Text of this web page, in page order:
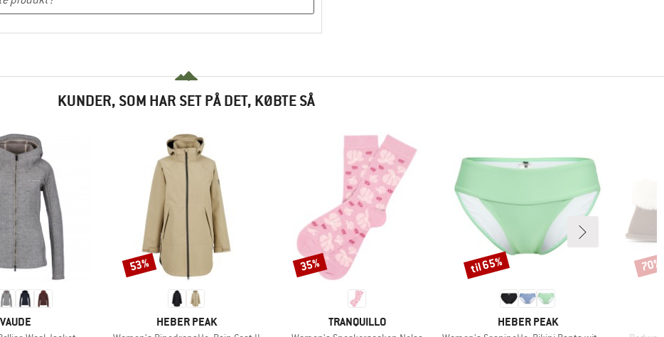
KUNDER, SOM HAR SET PÅ DET, KØBTE SÅ
MÆRKE
VAUDE MÆRKE
HEBER PEAK
Rabat
53%
MÆRKE
TRANQUILLO
Rabat
35%
MÆRKE
HEBER PEAK
Rabat
til 65% Rabat
70%